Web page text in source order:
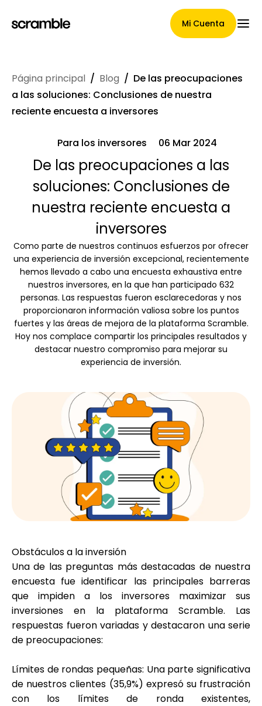
Mi Cuenta
Página Principal
Términos de asignación de
reclamaciones
Galería de marcas
Selección de marca
Calculadoras
Blog
Contáctenos
Obtener financiación
Página principal / Blog / De las preocupaciones
a las soluciones: Conclusiones de nuestra
reciente encuesta a inversores
Para los inversores 06 Mar 2024
De las preocupaciones a las
soluciones: Conclusiones de
nuestra reciente encuesta a
inversores
Como parte de nuestros continuos esfuerzos por ofrecer
una experiencia de inversión excepcional, recientemente
hemos llevado a cabo una encuesta exhaustiva entre
nuestros inversores, en la que han participado 632
personas. Las respuestas fueron esclarecedoras y nos
proporcionaron información valiosa sobre los puntos
fuertes y las áreas de mejora de la plataforma Scramble.
Hoy nos complace compartir los principales resultados y
destacar nuestro compromiso para mejorar su
experiencia de inversión.
Obstáculos a la inversión
Una de las preguntas más destacadas de nuestra
encuesta fue identificar las principales barreras
que impiden a los inversores maximizar sus
inversiones en la plataforma Scramble. Las
respuestas fueron variadas y destacaron una serie
de preocupaciones:
Límites de rondas pequeñas: Una parte significativa
de nuestros clientes (35,9%) expresó su frustración
con los límites de ronda existentes,